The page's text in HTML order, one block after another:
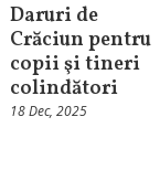
Daruri de
Crăciun pentru
copii şi tineri
colindători
18 Dec, 2025